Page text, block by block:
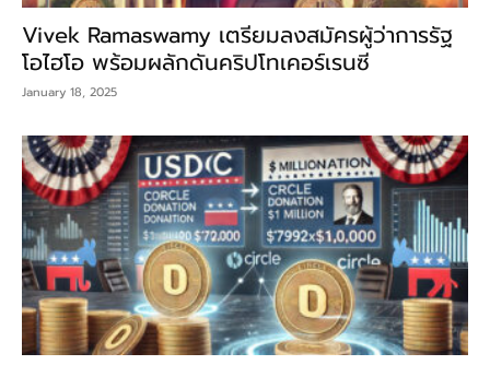
Vivek Ramaswamy เตรียมลงสมัครผู้ว่าการรัฐ
โอไฮโอ พร้อมผลักดันคริปโทเคอร์เรนซี
January 18, 2025